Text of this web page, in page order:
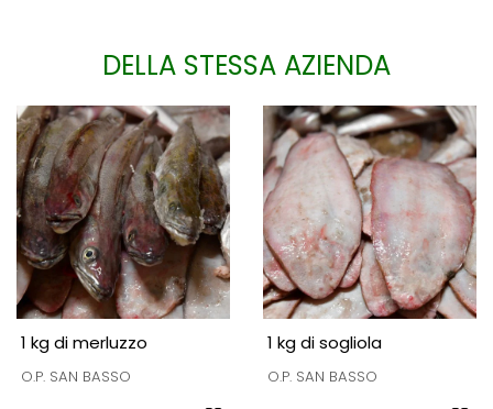
DELLA STESSA AZIENDA
1 kg di merluzzo
O.P. SAN BASSO
1 kg di sogliola
O.P. SAN BASSO